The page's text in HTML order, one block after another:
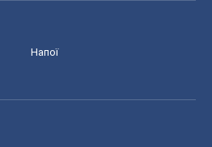
Напої